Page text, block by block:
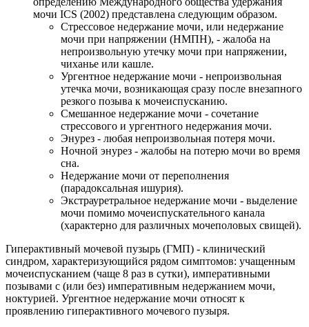
мочи ICS (2002) представлена следующим образом.
Стрессовое недержание мочи, или недержание
мочи при напряжении (НМПН), - жалоба на
непроизвольную утечку мочи при напряжении,
чиханье или кашле.
Ургентное недержание мочи - непроизвольная
утечка мочи, возникающая сразу после внезапного
резкого позыва к мочеиспусканию.
Смешанное недержание мочи - сочетание
стрессового и ургентного недержания мочи.
Энурез - любая непроизвольная потеря мочи.
Ночной энурез - жалобы на потерю мочи во время
сна.
Недержание мочи от переполнения
(парадоксальная ишурия).
Экстрауретральное недержание мочи - выделение
мочи помимо мочеиспускательного канала
(характерно для различных мочеполовых свищей).
Гиперактивный мочевой пузырь (ГМП) - клинический
синдром, характеризующийся рядом симптомов: учащенным
мочеиспусканием (чаще 8 раз в сутки), императивными
позывами с (или без) императивным недержанием мочи,
ноктурией. Ургентное недержание мочи относят к
проявлению гиперактивного мочевого пузыря.